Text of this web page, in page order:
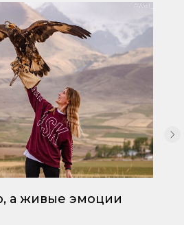
а живые эмоции